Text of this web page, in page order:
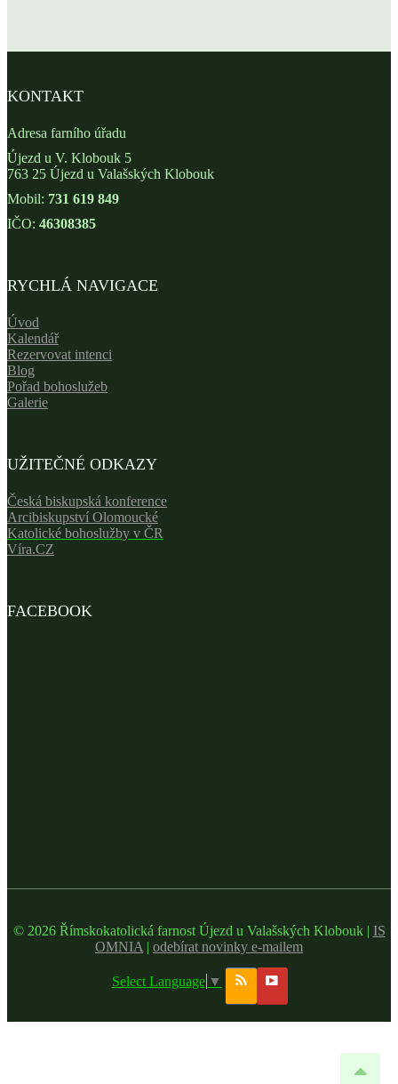
KONTAKT
Adresa farního úřadu
Újezd u V. Klobouk 5
763 25 Újezd u Valašských Klobouk
Mobil: 731 619 849
IČO: 46308385
RYCHLÁ NAVIGACE
Úvod
Kalendář
Rezervovat intenci
Blog
Pořad bohoslužeb
Galerie
UŽITEČNÉ ODKAZY
Česká biskupská konference
Arcibiskupství Olomoucké
Katolické bohoslužby v ČR
Víra.CZ
FACEBOOK
© 2026 Římskokatolická farnost Újezd u Valašských Klobouk | IS
OMNIA | odebírat novinky e-mailem
Select Language ▼